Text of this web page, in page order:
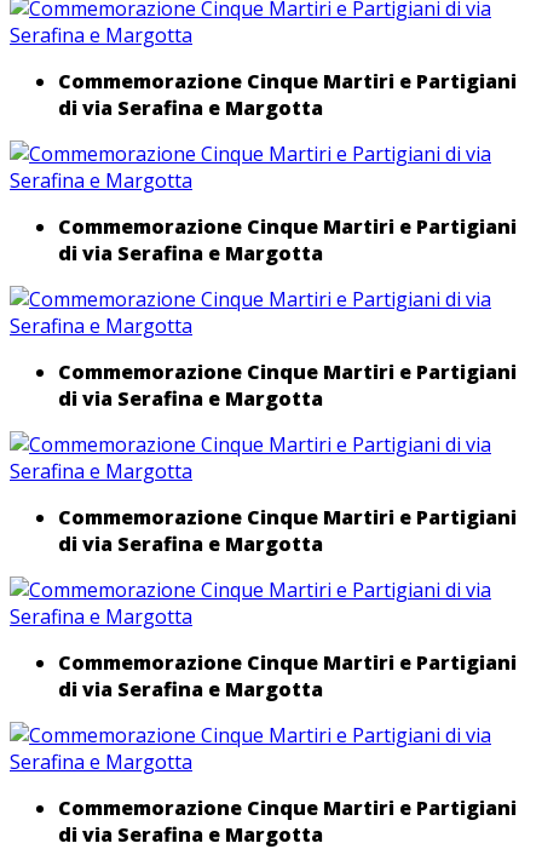
Commemorazione Cinque Martiri e Partigiani
di via Serafina e Margotta
Commemorazione Cinque Martiri e Partigiani
di via Serafina e Margotta
Commemorazione Cinque Martiri e Partigiani
di via Serafina e Margotta
Commemorazione Cinque Martiri e Partigiani
di via Serafina e Margotta
Commemorazione Cinque Martiri e Partigiani
di via Serafina e Margotta
Commemorazione Cinque Martiri e Partigiani
di via Serafina e Margotta